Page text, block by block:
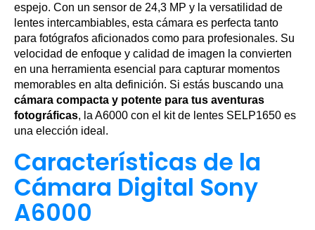
espejo. Con un sensor de 24,3 MP y la versatilidad de
lentes intercambiables, esta cámara es perfecta tanto
para fotógrafos aficionados como para profesionales. Su
velocidad de enfoque y calidad de imagen la convierten
en una herramienta esencial para capturar momentos
memorables en alta definición. Si estás buscando una
cámara compacta y potente para tus aventuras
fotográficas, la A6000 con el kit de lentes SELP1650 es
una elección ideal.
Características de la
Cámara Digital Sony
A6000